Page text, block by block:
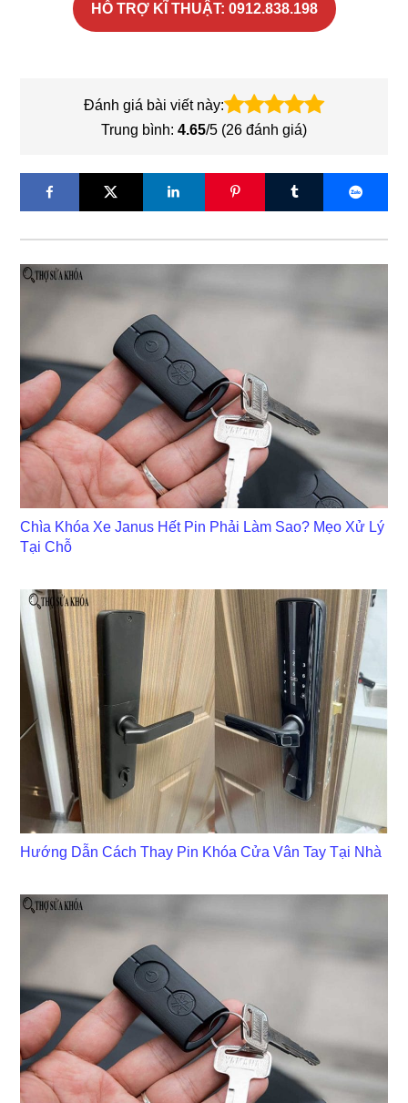
HỖ TRỢ KĨ THUẬT: 0912.838.198
Đánh giá bài viết này:
Trung bình: 4.65/5 (26 đánh giá)
Chìa Khóa Xe Janus Hết Pin Phải Làm Sao? Mẹo Xử Lý
Tại Chỗ
Hướng Dẫn Cách Thay Pin Khóa Cửa Vân Tay Tại Nhà